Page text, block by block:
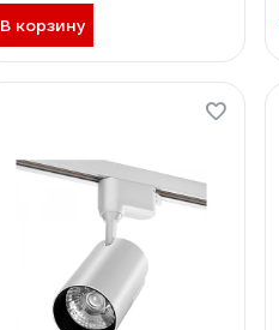
30W/03B
В корзину